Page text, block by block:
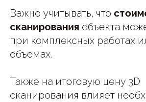
Важно учитывать, что
сканирования объекта
при комплексных работах
объемах.
Также на итоговую цену 3D
сканирования влияет